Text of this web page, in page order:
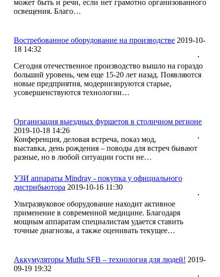
может быть и речи, если нет грамотно организованного
освещения. Благо…
Востребованное оборудование на производстве 2019-10-
18 14:32
Сегодня отечественное производство вышло на гораздо
больший уровень, чем еще 15-20 лет назад. Появляются
новые предприятия, модернизируются старые,
усовершенствуются технологии…
Организация выездных фуршетов в столичном регионе
2019-10-18 14:26
Конференция, деловая встреча, показ мод,
выставка, день рождения – поводы для встреч бывают
разные, но в любой ситуации гости не…
УЗИ аппараты Mindray - покупка у официального
дистрибьютора 2019-10-16 11:30
Ультразвуковое оборудование находит активное
применение в современной медицине. Благодаря
мощным аппаратам специалистам удается ставить
точные диагнозы, а также оценивать текущее…
Аккумуляторы Mutlu SFB – технология для людей! 2019-
09-19 19:32